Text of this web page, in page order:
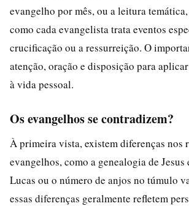
evangelho por mês, ou a leitura
como cada evangelista trata eventos
crucificação ou a ressurreição. O
atenção, oração e disposição para
à vida pessoal.
Os evangelhos se contradizem?
À primeira vista, existem diferenças nos
evangelhos, como a genealogia de Jesus
Lucas ou o número de anjos no túmulo
essas diferenças geralmente refletem